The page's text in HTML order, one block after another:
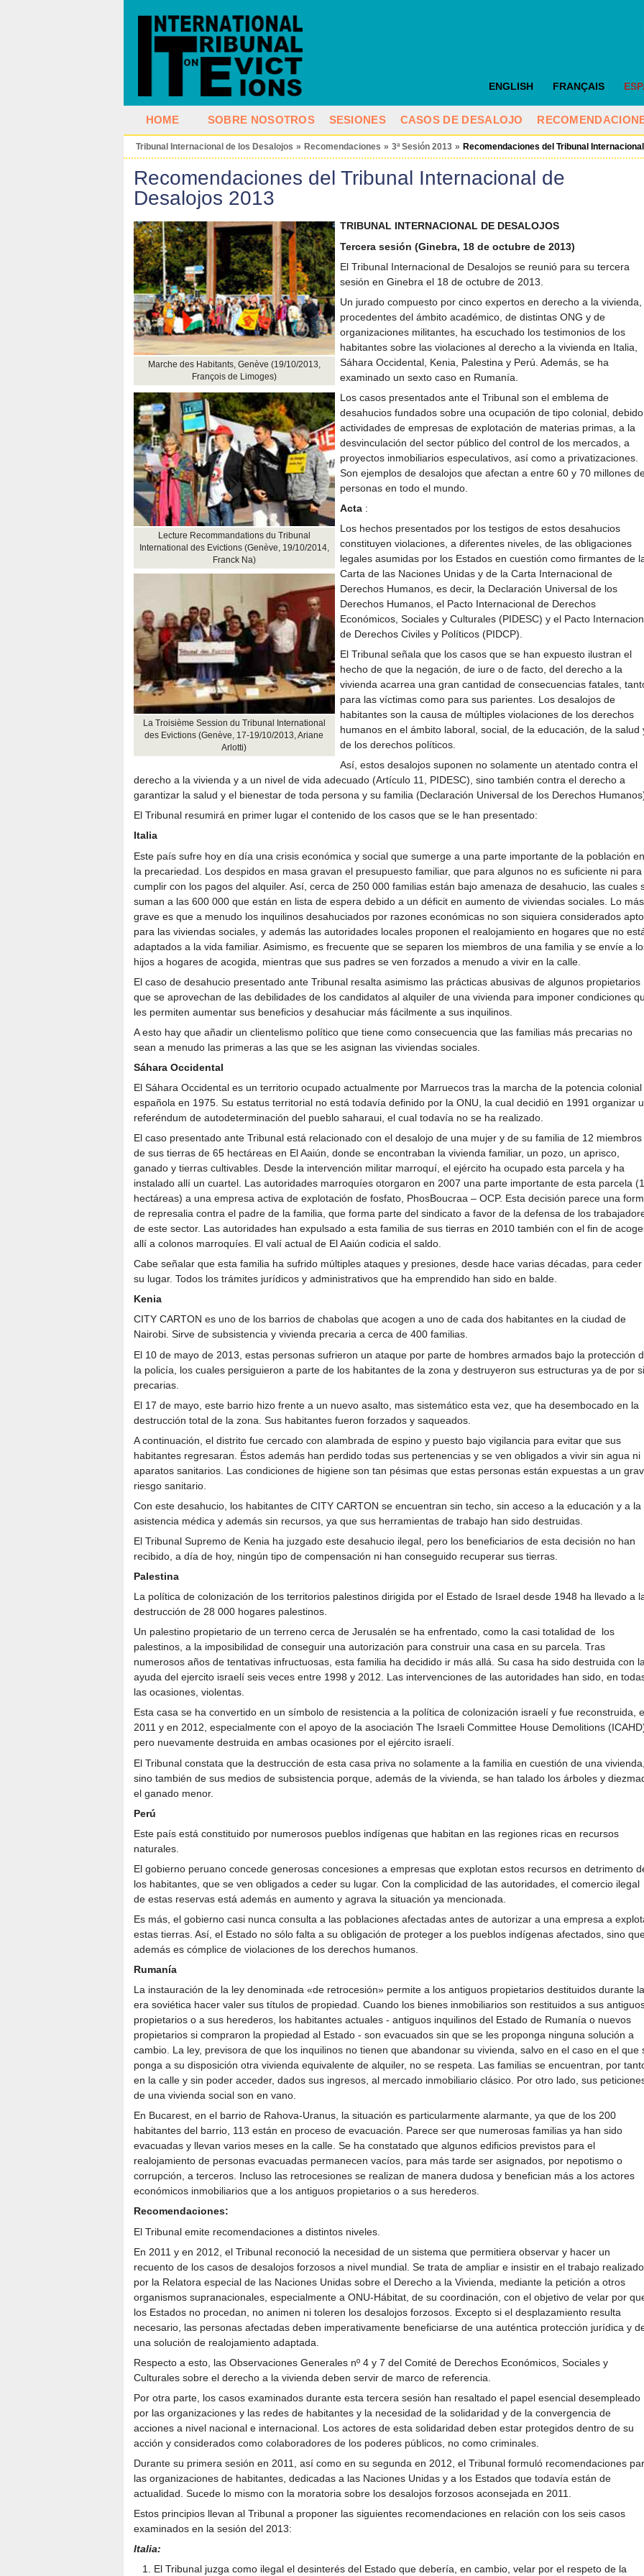
ENGLISH FRANÇAIS
HOME SOBRE NOSOTROS SESIONES CASOS DE DESALOJO
Tribunal Internacional de los Desalojos » Recomendaciones » 3ª Sesión 2013 » Recomendaciones del Tribunal
Recomendaciones del Tribunal Internacional de
Desalojos 2013
Marche des Habitants, Genève (19/10/2013,
François de Limoges)
TRIBUNAL INTERNACIONAL DE DESALOJOS
Tercera sesión (Ginebra, 18 de octubre de 2013)
El Tribunal Internacional de Desalojos se reunió para su tercera
sesión en Ginebra el 18 de octubre de 2013.
Un jurado compuesto por cinco expertos en derecho a la vivienda,
procedentes del ámbito académico, de distintas ONG y de
organizaciones militantes, ha escuchado los testimonios de los
habitantes sobre las violaciones al derecho a la vivienda en Italia,
Sáhara Occidental, Kenia, Palestina y Perú. Además, se ha
examinado un sexto caso en Rumanía.
Lecture Recommandations du Tribunal
International des Evictions (Genève, 19/10/2014,
Franck Na)
Los casos presentados ante el Tribunal son el emblema de
desahucios fundados sobre una ocupación de tipo colonial,
actividades de empresas de explotación de materias primas, a la
desvinculación del sector público del control de los mercados, a
proyectos inmobiliarios especulativos, así como a privatizaciones.
Son ejemplos de desalojos que afectan a entre 60 y 70 millones
personas en todo el mundo.
Acta:
La Troisième Session du Tribunal International
des Evictions (Genève, 17-19/10/2013, Ariane
Arlotti)
Los hechos presentados por los testigos de estos desahucios
constituyen violaciones, a diferentes niveles, de las obligaciones
legales asumidas por los Estados en cuestión como firmantes de
Carta de las Naciones Unidas y de la Carta Internacional de
Derechos Humanos, es decir, la Declaración Universal de los
Derechos Humanos, el Pacto Internacional de Derechos
Económicos, Sociales y Culturales (PIDESC) y el Pacto
de Derechos Civiles y Políticos (PIDCP).
El Tribunal señala que los casos que se han expuesto ilustran el
hecho de que la negación, de iure o de facto, del derecho a la
vivienda acarrea una gran cantidad de consecuencias fatales,
para las víctimas como para sus parientes. Los desalojos de
habitantes son la causa de múltiples violaciones de los derechos
humanos en el ámbito laboral, social, de la educación, de la salud
de los derechos políticos.
Así, estos desalojos suponen no solamente un atentado contra el
derecho a la vivienda y a un nivel de vida adecuado (Artículo 11, PIDESC), sino también contra el derecho a
garantizar la salud y el bienestar de toda persona y su familia (Declaración Universal de los Derechos
El Tribunal resumirá en primer lugar el contenido de los casos que se le han presentado:
Italia
Este país sufre hoy en día una crisis económica y social que sumerge a una parte importante de la población en
la precariedad. Los despidos en masa gravan el presupuesto familiar, que para algunos no es suficiente ni para
cumplir con los pagos del alquiler. Así, cerca de 250 000 familias están bajo amenaza de desahucio, las cuales
suman a las 600 000 que están en lista de espera debido a un déficit en aumento de viviendas sociales. Lo más
grave es que a menudo los inquilinos desahuciados por razones económicas no son siquiera considerados
para las viviendas sociales, y además las autoridades locales proponen el realojamiento en hogares que no
adaptados a la vida familiar. Asimismo, es frecuente que se separen los miembros de una familia y se envíe a
hijos a hogares de acogida, mientras que sus padres se ven forzados a menudo a vivir en la calle.
El caso de desahucio presentado ante Tribunal resalta asimismo las prácticas abusivas de algunos propietarios
que se aprovechan de las debilidades de los candidatos al alquiler de una vivienda para imponer condiciones
les permiten aumentar sus beneficios y desahuciar más fácilmente a sus inquilinos.
A esto hay que añadir un clientelismo político que tiene como consecuencia que las familias más precarias no
sean a menudo las primeras a las que se les asignan las viviendas sociales.
Sáhara Occidental
El Sáhara Occidental es un territorio ocupado actualmente por Marruecos tras la marcha de la potencia colonial
española en 1975. Su estatus territorial no está todavía definido por la ONU, la cual decidió en 1991 organizar
referéndum de autodeterminación del pueblo saharaui, el cual todavía no se ha realizado.
El caso presentado ante Tribunal está relacionado con el desalojo de una mujer y de su familia de 12 miembros
de sus tierras de 65 hectáreas en El Aaiún, donde se encontraban la vivienda familiar, un pozo, un aprisco,
ganado y tierras cultivables. Desde la intervención militar marroquí, el ejército ha ocupado esta parcela y ha
instalado allí un cuartel. Las autoridades marroquíes otorgaron en 2007 una parte importante de esta parcela
hectáreas) a una empresa activa de explotación de fosfato, PhosBoucraa – OCP. Esta decisión parece una
de represalia contra el padre de la familia, que forma parte del sindicato a favor de la defensa de los
de este sector. Las autoridades han expulsado a esta familia de sus tierras en 2010 también con el fin de
allí a colonos marroquíes. El valí actual de El Aaiún codicia el saldo.
Cabe señalar que esta familia ha sufrido múltiples ataques y presiones, desde hace varias décadas, para ceder
su lugar. Todos los trámites jurídicos y administrativos que ha emprendido han sido en balde.
Kenia
CITY CARTON es uno de los barrios de chabolas que acogen a uno de cada dos habitantes en la ciudad de
Nairobi. Sirve de subsistencia y vivienda precaria a cerca de 400 familias.
El 10 de mayo de 2013, estas personas sufrieron un ataque por parte de hombres armados bajo la protección
la policía, los cuales persiguieron a parte de los habitantes de la zona y destruyeron sus estructuras ya de por si
precarias.
El 17 de mayo, este barrio hizo frente a un nuevo asalto, mas sistemático esta vez, que ha desembocado en la
destrucción total de la zona. Sus habitantes fueron forzados y saqueados.
A continuación, el distrito fue cercado con alambrada de espino y puesto bajo vigilancia para evitar que sus
habitantes regresaran. Éstos además han perdido todas sus pertenencias y se ven obligados a vivir sin agua ni
aparatos sanitarios. Las condiciones de higiene son tan pésimas que estas personas están expuestas a un
riesgo sanitario.
Con este desahucio, los habitantes de CITY CARTON se encuentran sin techo, sin acceso a la educación y a la
asistencia médica y además sin recursos, ya que sus herramientas de trabajo han sido destruidas.
El Tribunal Supremo de Kenia ha juzgado este desahucio ilegal, pero los beneficiarios de esta decisión no han
recibido, a día de hoy, ningún tipo de compensación ni han conseguido recuperar sus tierras.
Palestina
La política de colonización de los territorios palestinos dirigida por el Estado de Israel desde 1948 ha llevado a
destrucción de 28 000 hogares palestinos.
Un palestino propietario de un terreno cerca de Jerusalén se ha enfrentado, como la casi totalidad de los
palestinos, a la imposibilidad de conseguir una autorización para construir una casa en su parcela. Tras
numerosos años de tentativas infructuosas, esta familia ha decidido ir más allá. Su casa ha sido destruida con
ayuda del ejercito israelí seis veces entre 1998 y 2012. Las intervenciones de las autoridades han sido, en
las ocasiones, violentas.
Esta casa se ha convertido en un símbolo de resistencia a la política de colonización israelí y fue reconstruida,
2011 y en 2012, especialmente con el apoyo de la asociación The Israeli Committee House Demolitions
pero nuevamente destruida en ambas ocasiones por el ejército israelí.
El Tribunal constata que la destrucción de esta casa priva no solamente a la familia en cuestión de una vivienda,
sino también de sus medios de subsistencia porque, además de la vivienda, se han talado los árboles y
el ganado menor.
Perú
Este país está constituido por numerosos pueblos indígenas que habitan en las regiones ricas en recursos
naturales.
El gobierno peruano concede generosas concesiones a empresas que explotan estos recursos en detrimento
los habitantes, que se ven obligados a ceder su lugar. Con la complicidad de las autoridades, el comercio ilegal
de estas reservas está además en aumento y agrava la situación ya mencionada.
Es más, el gobierno casi nunca consulta a las poblaciones afectadas antes de autorizar a una empresa a
estas tierras. Así, el Estado no sólo falta a su obligación de proteger a los pueblos indígenas afectados, sino
además es cómplice de violaciones de los derechos humanos.
Rumanía
La instauración de la ley denominada «de retrocesión» permite a los antiguos propietarios destituidos durante la
era soviética hacer valer sus títulos de propiedad. Cuando los bienes inmobiliarios son restituidos a sus
propietarios o a sus herederos, los habitantes actuales - antiguos inquilinos del Estado de Rumanía o nuevos
propietarios si compraron la propiedad al Estado - son evacuados sin que se les proponga ninguna solución a
cambio. La ley, previsora de que los inquilinos no tienen que abandonar su vivienda, salvo en el caso en el que
ponga a su disposición otra vivienda equivalente de alquiler, no se respeta. Las familias se encuentran, por
en la calle y sin poder acceder, dados sus ingresos, al mercado inmobiliario clásico. Por otro lado, sus
de una vivienda social son en vano.
En Bucarest, en el barrio de Rahova-Uranus, la situación es particularmente alarmante, ya que de los 200
habitantes del barrio, 113 están en proceso de evacuación. Parece ser que numerosas familias ya han sido
evacuadas y llevan varios meses en la calle. Se ha constatado que algunos edificios previstos para el
realojamiento de personas evacuadas permanecen vacíos, para más tarde ser asignados, por nepotismo o
corrupción, a terceros. Incluso las retrocesiones se realizan de manera dudosa y benefician más a los actores
económicos inmobiliarios que a los antiguos propietarios o a sus herederos.
Recomendaciones:
El Tribunal emite recomendaciones a distintos niveles.
En 2011 y en 2012, el Tribunal reconoció la necesidad de un sistema que permitiera observar y hacer un
recuento de los casos de desalojos forzosos a nivel mundial. Se trata de ampliar e insistir en el trabajo realizado
por la Relatora especial de las Naciones Unidas sobre el Derecho a la Vivienda, mediante la petición a otros
organismos supranacionales, especialmente a ONU-Hábitat, de su coordinación, con el objetivo de velar por
los Estados no procedan, no animen ni toleren los desalojos forzosos. Excepto si el desplazamiento resulta
necesario, las personas afectadas deben imperativamente beneficiarse de una auténtica protección jurídica y
una solución de realojamiento adaptada.
Respecto a esto, las Observaciones Generales nº 4 y 7 del Comité de Derechos Económicos, Sociales y
Culturales sobre el derecho a la vivienda deben servir de marco de referencia.
Por otra parte, los casos examinados durante esta tercera sesión han resaltado el papel esencial desempleado
por las organizaciones y las redes de habitantes y la necesidad de la solidaridad y de la convergencia de
acciones a nivel nacional e internacional. Los actores de esta solidaridad deben estar protegidos dentro de su
acción y considerados como colaboradores de los poderes públicos, no como criminales.
Durante su primera sesión en 2011, así como en su segunda en 2012, el Tribunal formuló recomendaciones
las organizaciones de habitantes, dedicadas a las Naciones Unidas y a los Estados que todavía están de
actualidad. Sucede lo mismo con la moratoria sobre los desalojos forzosos aconsejada en 2011.
Estos principios llevan al Tribunal a proponer las siguientes recomendaciones en relación con los seis casos
examinados en la sesión del 2013:
Italia:
El Tribunal juzga como ilegal el desinterés del Estado que debería, en cambio, velar por el respeto de la